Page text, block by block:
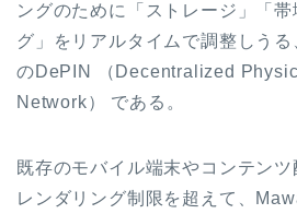
ングのために「ストレージ」「
グ」をリアルタイムで調整しう
のDePIN （Decentralized
Network） である。
既存のモバイル端末やコンテン
レンダリング制限を超えて、